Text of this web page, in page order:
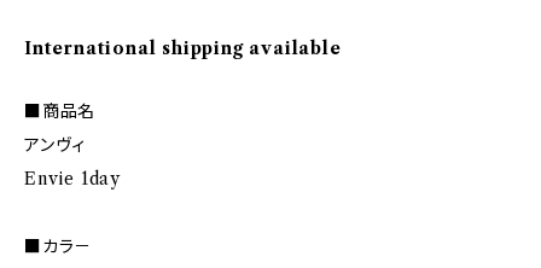
International shipping available
■商品名
アンヴィ
Envie 1day
■カラ－